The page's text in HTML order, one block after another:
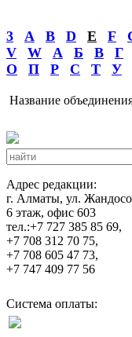
3 A B D E F
V
W А Б В Г
О
П Р С Т У
Название
Адрес редакции:
г. Алматы, ул.
6 этаж, офис 603
тел.:+7 727 385 85 69,
+7 708 312 70 75,
+7 708 605 47 73,
+7 747 409 77 56
Система оплаты: